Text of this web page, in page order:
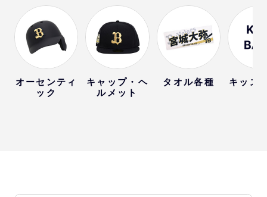
オーセンティ
ック
キャップ・ヘ
ルメット
タオル各種
キッズ